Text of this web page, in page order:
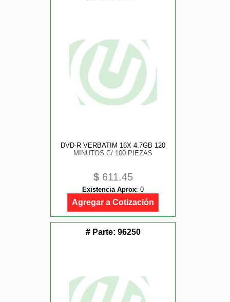
DVD-R VERBATIM 16X 4.7GB 120
MINUTOS C/ 100 PIEZAS
$611.45
Existencia Aprox: 0
Agregar a Cotización
# Parte: 96250